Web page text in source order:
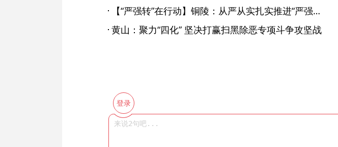
【“严强转”在行动】铜陵：从严从实扎实推进“严强转”集中整治专项行动
黄山：聚力“四化” 坚决打赢扫黑除恶专项斗争攻坚战
登录